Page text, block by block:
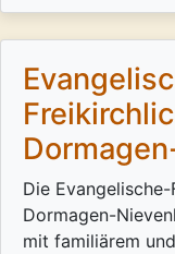
Die
Dormagen-
mit familiärem